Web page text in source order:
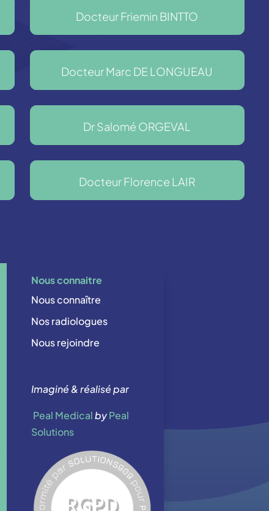
Docteur Friemin BINTTO
Docteur Marc DE LONGUEAU
Dr Salomé ORGEVAL
Docteur Florence LAIR
Nous connaitre
Nous connaître
Nos radiologues
Nous rejoindre
Imaginé & réalisé par
Peal Medicalby Peal
Solutions